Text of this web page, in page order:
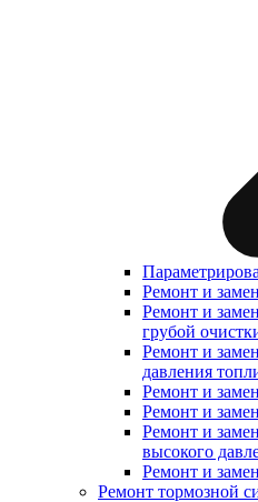
Ремонт и
Ремонт и
грубой
Ремонт и
давления
Ремонт и
Ремонт и
Ремонт и
высокого
Ремонт и
Ремонт тормозной